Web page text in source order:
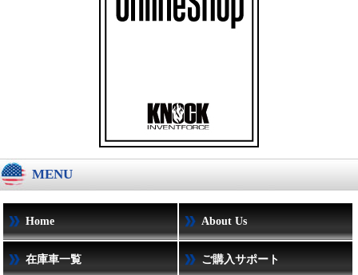
MENU
Home About Us
在庫車一覧 ご購入サポート